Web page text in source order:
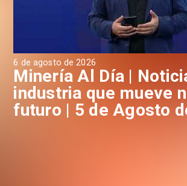
de la
nuestro
de 2026
Minería
futuro |